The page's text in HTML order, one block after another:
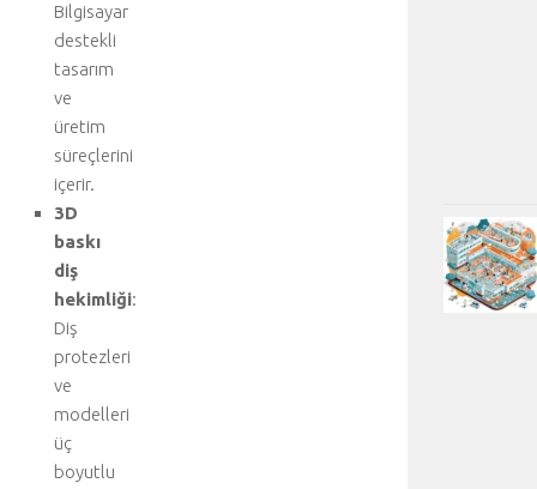
Bilgisayar
destekli
tasarım
ve
üretim
süreçlerini
içerir.
3D
baskı
diş
hekimliği:
Diş
protezleri
ve
modelleri
üç
boyutlu